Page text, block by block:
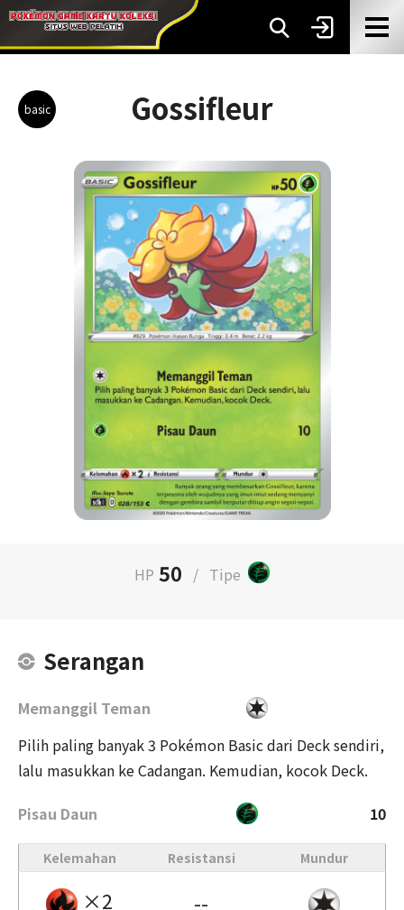
basic Gossifleur
HP 50 / Tipe
Serangan
Memanggil Teman
Pilih paling banyak 3 Pokémon Basic dari Deck sendiri,
lalu masukkan ke Cadangan. Kemudian, kocok Deck.
Pisau Daun
10
Kelemahan Resistansi Mundur
×2 --